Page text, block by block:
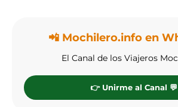
📲 Mochilero.info en
El Canal de los Viajeros
👉 Unirme al Canal 💬